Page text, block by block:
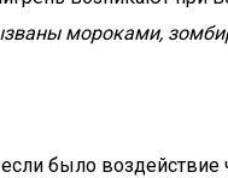
мороками,
было